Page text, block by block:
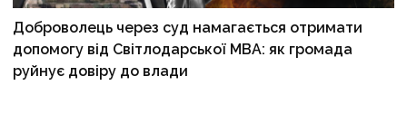
Доброволець через суд намагається отримати
допомогу від Світлодарської МВА: як громада
руйнує довіру до влади